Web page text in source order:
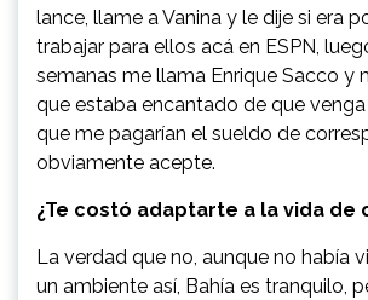
lance, llame a Vanina y le dije si era
trabajar para ellos acá en ESPN,
semanas me llama Enrique Sacco y
que estaba encantado de que
que me pagarían el sueldo de
obviamente acepte.
¿Te costó adaptarte a la vida de
La verdad que no, aunque no había
un ambiente así, Bahía es tranquilo,